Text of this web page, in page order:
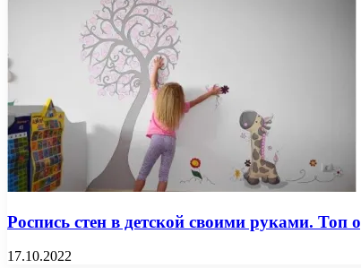
Роспись стен в детской своими руками.
17.10.2022